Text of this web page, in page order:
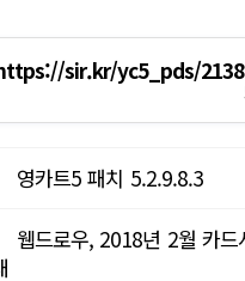
sir.kr/yc5_pds/2138
영카트5 패치 5.2.9.8.3
웹드로우, 2018년 2월 카드